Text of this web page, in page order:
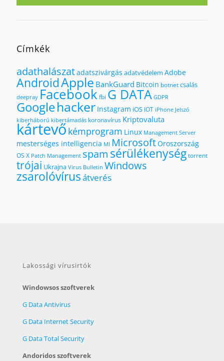
Címkék
adathalászatadatszivárgás adatvédelem Adobe
AndroidApple BankGuard Bitcoin botnetcsalás
deepray Facebookfbi G DATA GDPR
Googlehacker Instagram iOS IOT iPhone Jelszó
kiberháború kibertámadás koronavírus Kriptovaluta
kártevő kémprogram Linux Management Server
mesterséges intelligencia MI MicrosoftOroszország
OS X Patch Management spam sérülékenységtorrent
trójai Ukrajna Virus Bulletin Windows
zsarolóvírusátverés
Lakossági vírusirtók
Windowsos szoftverek
G Data Antivirus
G Data Internet Security
G Data Total Security
Andoridos szoftverek